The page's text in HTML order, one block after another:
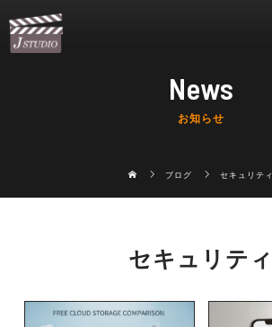
News
お知らせ
ブログ セキュリティ
セキュリティ